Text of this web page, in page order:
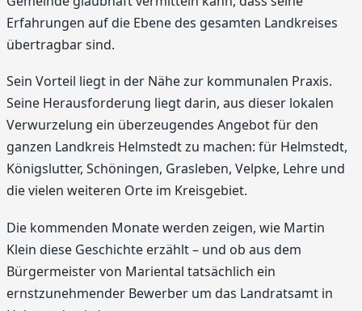
Erfahrungen auf die Ebene des gesamten Landkreises
übertragbar sind.
Sein Vorteil liegt in der Nähe zur kommunalen Praxis.
Seine Herausforderung liegt darin, aus dieser lokalen
Verwurzelung ein überzeugendes Angebot für den
ganzen Landkreis Helmstedt zu machen: für Helmstedt,
Königslutter, Schöningen, Grasleben, Velpke, Lehre und
die vielen weiteren Orte im Kreisgebiet.
Die kommenden Monate werden zeigen, wie Martin
Klein diese Geschichte erzählt – und ob aus dem
Bürgermeister von Mariental tatsächlich ein
ernstzunehmender Bewerber um das Landratsamt in